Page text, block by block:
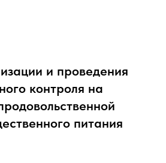
и проведения
контроля на
питания